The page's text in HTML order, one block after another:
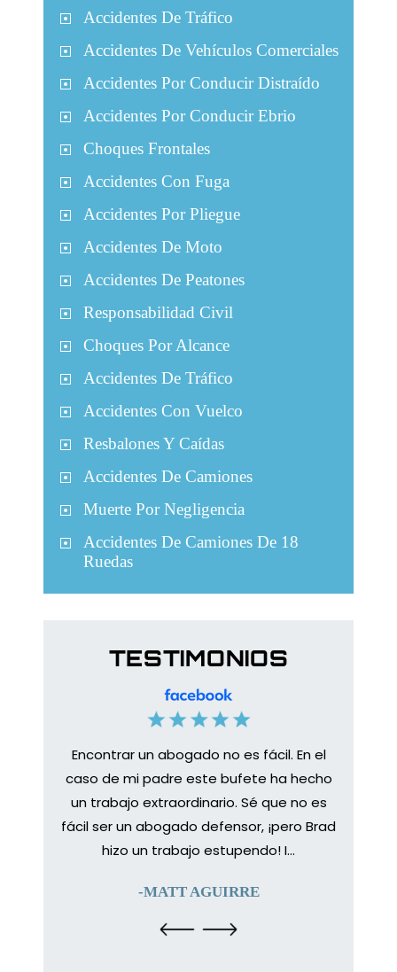
Accidentes De Tráfico
Accidentes De Vehículos Comerciales
Accidentes Por Conducir Distraído
Accidentes Por Conducir Ebrio
Choques Frontales
Accidentes Con Fuga
Accidentes Por Pliegue
Accidentes De Moto
Accidentes De Peatones
Responsabilidad Civil
Choques Por Alcance
Accidentes De Tráfico
Accidentes Con Vuelco
Resbalones Y Caídas
Accidentes De Camiones
Muerte Por Negligencia
Accidentes De Camiones De 18
Ruedas
TESTIMONIOS
Encontrar un abogado no es fácil. En el
caso de mi padre este bufete ha hecho
un trabajo extraordinario. Sé que no es
fácil ser un abogado defensor, ¡pero Brad
hizo un trabajo estupendo! I...
-MATT AGUIRRE